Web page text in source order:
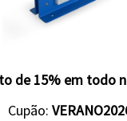
de 15% em todo
Cupão: